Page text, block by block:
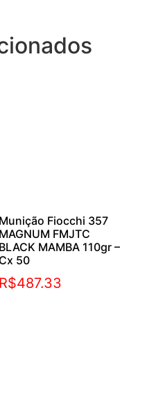
Munição Fiocchi 357
MAGNUM FMJTC
BLACK MAMBA 110gr –
Cx 50
R$487.33